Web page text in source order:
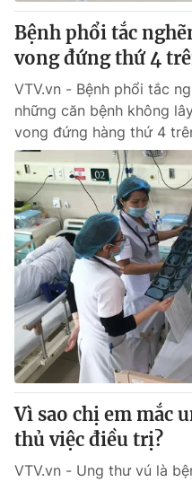
® Cấm sao chép dưới mọi
thuận bằng văn bản. Ghi rõ
thông tin từ website này.
Bệnh phổi tắc
vong đứng thứ 4
VTV.vn - Bệnh phổi tắc
những căn bệnh không
vong đứng hàng thứ 4
Vì sao chị em mắc
thủ việc điều trị?
VTV.vn - Ung thư vú là